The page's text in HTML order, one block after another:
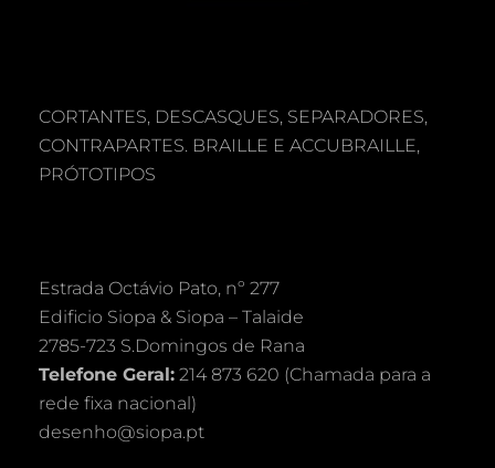
CORTANTES, DESCASQUES, SEPARADORES,
CONTRAPARTES. BRAILLE E ACCUBRAILLE,
PRÓTOTIPOS
Estrada Octávio Pato, nº 277
Edificio Siopa & Siopa – Talaide
2785-723 S.Domingos de Rana
Telefone Geral: 214 873 620 (Chamada para a
rede fixa nacional)
desenho@siopa.pt